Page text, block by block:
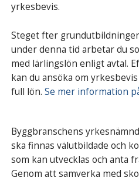
yrkesbevis.
Steget fter
under denna tid arbetar du
med lärlingslön enligt avtal.
kan du ansöka om
full lön.Se mer information
Byggbranschens
ska finnas välutbildade och
som kan utvecklas och anta
Genom att samverka med